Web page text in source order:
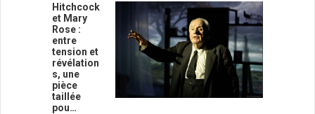
Hitchcock
et Mary
Rose :
entre
tension et
révélation
s, une
pièce
taillée
pou…